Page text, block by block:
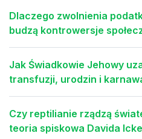
Dlaczego zwolnienia
budzą kontrowersje
Jak Świadkowie Jehowy
transfuzji, urodzin i
Czy reptilianie rządzą
teoria spiskowa Davida